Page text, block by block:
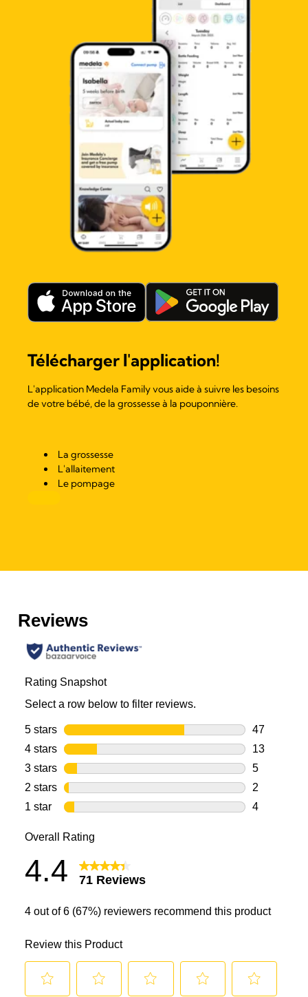
Télécharger l'application!
L'application Medela Family vous aide à suivre les besoins
de votre bébé, de la grossesse à la pouponnière.
La grossesse
L'allaitement
Le pompage